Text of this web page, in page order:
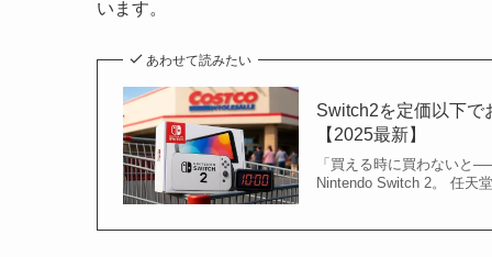
います。
あわせて読みたい
Switch2を定価以下で
【2025最新】
「買える時に買わないと
Nintendo Switch 2。 任天